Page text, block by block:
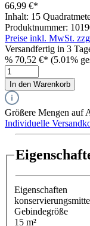
66,99 €*
Inhalt: 15
Produktnummer:
Preise inkl. MwSt.
Versandfertig in 3
% 70,52 €* (5.01%
In den Warenkorb
Größere Mengen auf
Individuelle
Eigenschaften
Gebindegröße
15 m²